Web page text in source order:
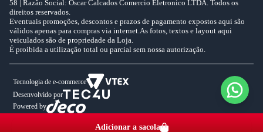
Adicionar a sacola
58 | Razão Social: Oscar Calcados Comercio Eletronico LTDA. Todos os
direitos reservados.
Eventuais promoções, descontos e prazos de pagamento expostos aqui são
válidos apenas para compras via internet.As fotos, textos e layout aqui
veiculados são de propriedade da Loja.
É proibida a utilização total ou parcial sem nossa autorização.
Tecnologia de e-commerce
Desenvolvido por
Powered by